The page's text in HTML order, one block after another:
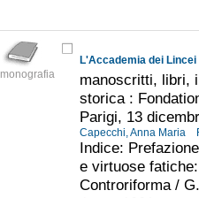
monografia
L'Accademia dei
manoscritti, libri,
storica :
Parigi, 13
Capecchi, Anna Maria
Indice:
e virtuose
Controriforma /